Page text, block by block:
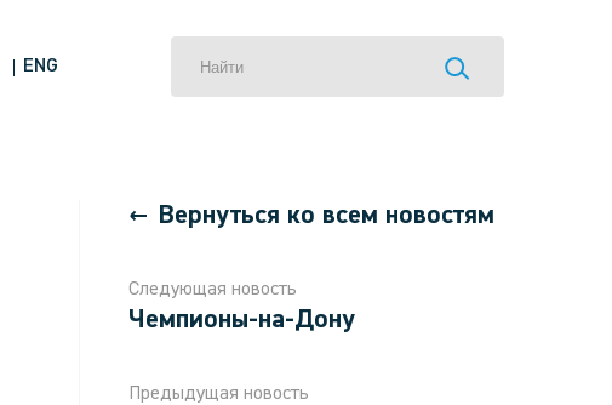
ENG
Вернуться ко всем новостям
Следующая новость
Чемпионы-на-Дону
Предыдущая новость